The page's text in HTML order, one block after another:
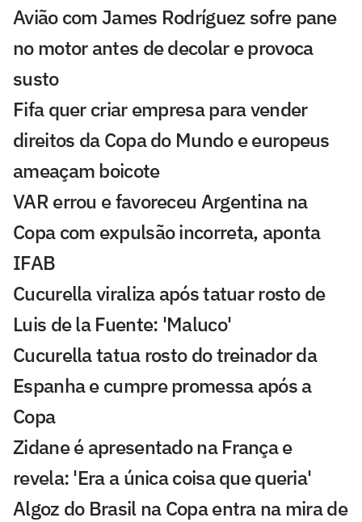
Avião com James Rodríguez sofre pane
no motor antes de decolar e provoca
susto
Fifa quer criar empresa para vender
direitos da Copa do Mundo e europeus
ameaçam boicote
VAR errou e favoreceu Argentina na
Copa com expulsão incorreta, aponta
IFAB
Cucurella viraliza após tatuar rosto de
Luis de la Fuente: 'Maluco'
Cucurella tatua rosto do treinador da
Espanha e cumpre promessa após a
Copa
Zidane é apresentado na França e
revela: 'Era a única coisa que queria'
Algoz do Brasil na Copa entra na mira de